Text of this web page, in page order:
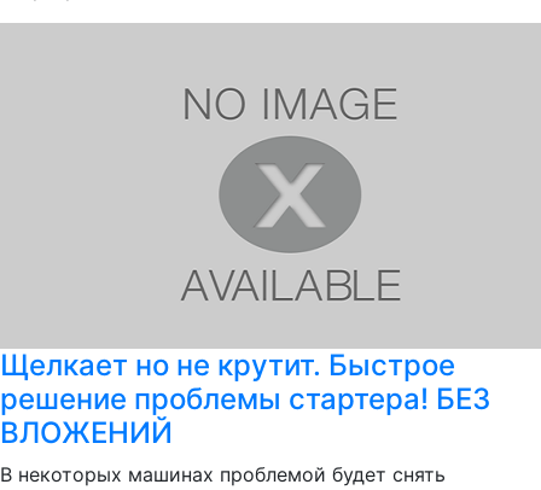
Щелкает но не крутит. Быстрое
решение проблемы стартера! БЕЗ
ВЛОЖЕНИЙ
В некоторых машинах проблемой будет снять